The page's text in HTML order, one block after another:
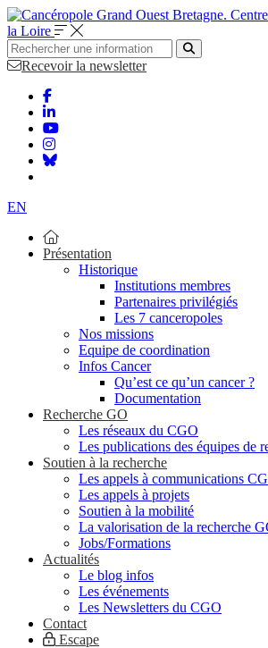
Bretagne.
la Loire
Recevoir la newsletter
EN
Présentation
Historique
Institutions membres
Partenaires privilégiés
Les 7 canceropoles
Nos missions
Equipe de coordination
Infos Cancer
Qu’est ce qu’un cancer ?
Documentation
Recherche GO
Les réseaux du CGO
Les publications des équipes de
Soutien à la recherche
Les appels à communications
Les appels à projets
Soutien à la mobilité
La valorisation de la recherche
Jobs/Formations
Actualités
Le blog infos
Les événements
Les Newsletters du CGO
Contact
Escape